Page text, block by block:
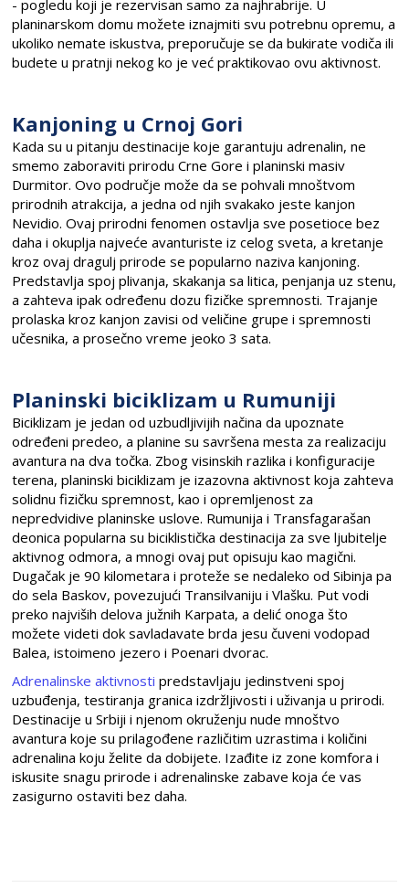
- pogledu koji je rezervisan samo za najhrabrije. U
planinarskom domu možete iznajmiti svu potrebnu opremu, a
ukoliko nemate iskustva, preporučuje se da bukirate vodiča ili
budete u pratnji nekog ko je već praktikovao ovu aktivnost.
Kanjoning u Crnoj Gori
Kada su u pitanju destinacije koje garantuju adrenalin, ne
smemo zaboraviti prirodu Crne Gore i planinski masiv
Durmitor. Ovo područje može da se pohvali mnoštvom
prirodnih atrakcija, a jedna od njih svakako jeste kanjon
Nevidio. Ovaj prirodni fenomen ostavlja sve posetioce bez
daha i okuplja najveće avanturiste iz celog sveta, a kretanje
kroz ovaj dragulj prirode se popularno naziva kanjoning.
Predstavlja spoj plivanja, skakanja sa litica, penjanja uz stenu,
a zahteva ipak određenu dozu fizičke spremnosti. Trajanje
prolaska kroz kanjon zavisi od veličine grupe i spremnosti
učesnika, a prosečno vreme jeoko 3 sata.
Planinski biciklizam u Rumuniji
Biciklizam je jedan od uzbudljivijih načina da upoznate
određeni predeo, a planine su savršena mesta za realizaciju
avantura na dva točka. Zbog visinskih razlika i konfiguracije
terena, planinski biciklizam je izazovna aktivnost koja zahteva
solidnu fizičku spremnost, kao i opremljenost za
nepredvidive planinske uslove. Rumunija i Transfagarašan
deonica popularna su biciklistička destinacija za sve ljubitelje
aktivnog odmora, a mnogi ovaj put opisuju kao magični.
Dugačak je 90 kilometara i proteže se nedaleko od Sibinja pa
do sela Baskov, povezujući Transilvaniju i Vlašku. Put vodi
preko najviših delova južnih Karpata, a delić onoga što
možete videti dok savladavate brda jesu čuveni vodopad
Balea, istoimeno jezero i Poenari dvorac.
Adrenalinske aktivnosti predstavljaju jedinstveni spoj
uzbuđenja, testiranja granica izdržljivosti i uživanja u prirodi.
Destinacije u Srbiji i njenom okruženju nude mnoštvo
avantura koje su prilagođene različitim uzrastima i količini
adrenalina koju želite da dobijete. Izađite iz zone komfora i
iskusite snagu prirode i adrenalinske zabave koja će vas
zasigurno ostaviti bez daha.